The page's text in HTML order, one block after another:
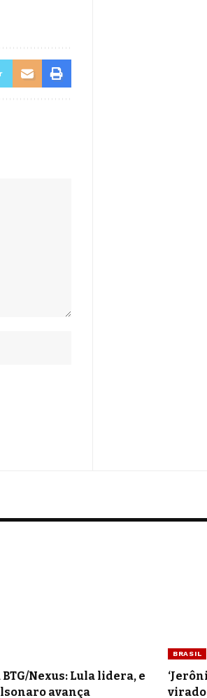
Nexus: Lula lidera, e
avança
BRASIL
virado